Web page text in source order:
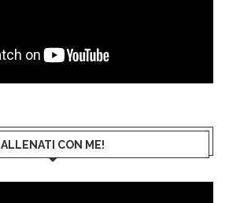
ALLENATI CON ME!